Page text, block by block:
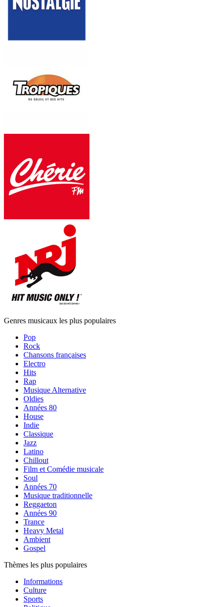
Genres musicaux les plus populaires
Pop
Rock
Chansons françaises
Electro
Hits
Rap
Musique Alternative
Oldies
Années 80
House
Indie
Classique
Jazz
Latino
Chillout
Film et Comédie musicale
Soul
Années 70
Musique traditionnelle
Reggaeton
Années 90
Trance
Heavy Metal
Ambient
Gospel
Thèmes les plus populaires
Informations
Culture
Sports